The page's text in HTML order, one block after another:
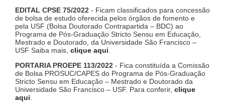
EDITAL CPSE 75/2022 - Ficam classificados para concessão
de bolsa de estudo oferecida pelos órgãos de fomento e
pela USF (Bolsa Doutorado Contrapartida – BDC) ao
Programa de Pós-Graduação Stricto Sensu em Educação,
Mestrado e Doutorado, da Universidade São Francisco –
USF Saiba mais, clique aqui.
PORTARIA PROEPE 113/2022 - Fica constituída a Comissão
de Bolsa PROSUC/CAPES do Programa de Pós-Graduação
Stricto Sensu em Educação – Mestrado e Doutorado da
Universidade São Francisco – USF. Para conferir, clique
aqui.